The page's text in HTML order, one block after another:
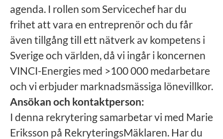
agenda. I rollen som Servicechef har du
frihet att vara en entreprenör och du får
även tillgång till ett nätverk av kompetens i
Sverige och världen, då vi ingår i koncernen
VINCI-Energies med >100 000 medarbetare
och vi erbjuder marknadsmässiga lönevillkor.
Ansökan och kontaktperson:
I denna rekrytering samarbetar vi med Marie
Eriksson på RekryteringsMäklaren. Har du